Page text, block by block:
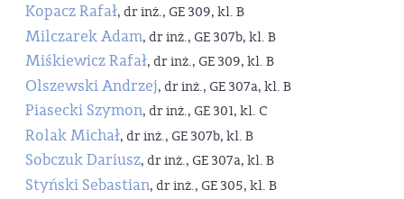
Kopacz Rafał, dr inż., GE 309, kl. B
Milczarek Adam, dr inż., GE 307b, kl. B
Miśkiewicz Rafał, dr inż., GE 309, kl. B
Olszewski Andrzej, dr inż., GE 307a, kl. B
Piasecki Szymon, dr inż., GE 301, kl. C
Rolak Michał, dr inż., GE 307b, kl. B
Sobczuk Dariusz, dr inż., GE 307a, kl. B
Styński Sebastian, dr inż., GE 305, kl. B